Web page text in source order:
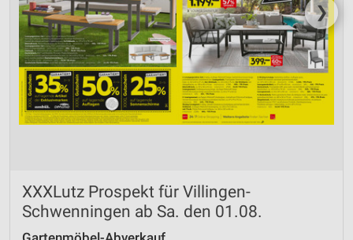
❯
XXXLutz Prospekt für Villingen-
Schwenningen ab Sa. den 01.08.